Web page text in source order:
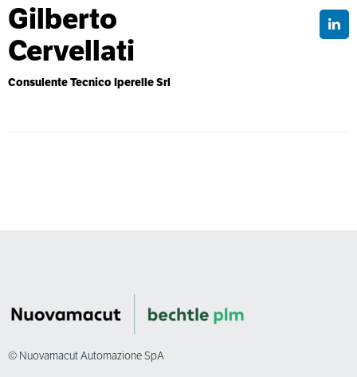
Gilberto
Cervellati
Consulente Tecnico Iperelle Srl
© Nuovamacut Automazione SpA